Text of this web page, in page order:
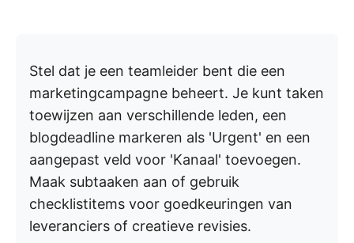
Stel dat je een teamleider bent die een
marketingcampagne beheert. Je kunt taken
toewijzen aan verschillende leden, een
blogdeadline markeren als 'Urgent' en een
aangepast veld voor 'Kanaal' toevoegen.
Maak subtaaken aan of gebruik
checklistitems voor goedkeuringen van
leveranciers of creatieve revisies.